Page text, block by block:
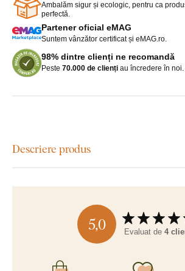
Ambalăm sigur și ecologic, pentru ca
perfectă.
Partener oficial eMAG
Suntem vânzător certificat și eMAG.ro.
98% dintre clienți ne recomandă
Peste 70.000 de clienți au încredere în noi.
Descriere produs
5,0 Evaluat de 4